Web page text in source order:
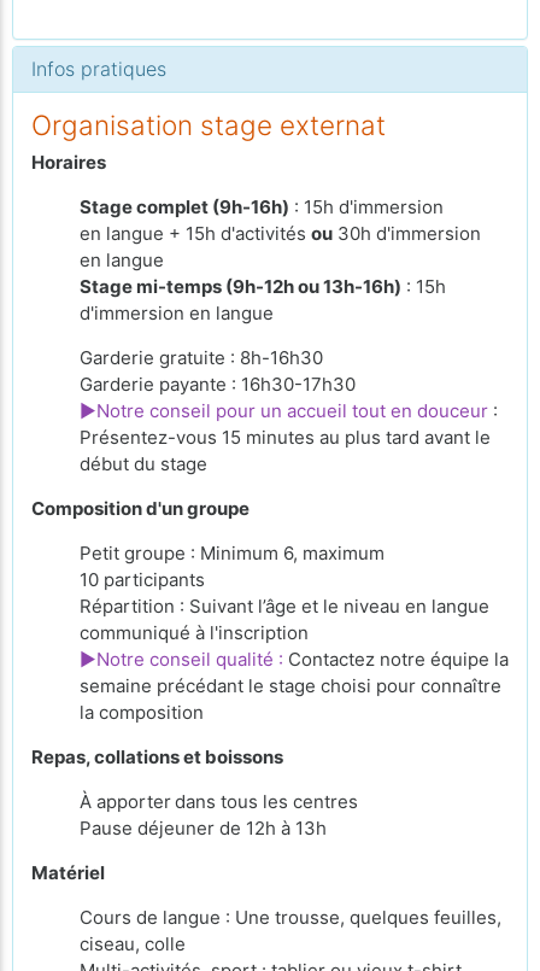
Infos pratiques
Organisation stage externat
Horaires
Stage complet (9h-16h) : 15h d'immersion
en langue + 15h d'activités ou 30h d'immersion
en langue
Stage mi-temps (9h-12h ou 13h-16h) : 15h
d'immersion en langue
Garderie gratuite : 8h-16h30
Garderie payante : 16h30-17h30
►Notre conseil pour un accueil tout en douceur :
Présentez-vous 15 minutes au plus tard avant le
début du stage
Composition d'un groupe
Petit groupe : Minimum 6, maximum
10 participants
Répartition : Suivant l’âge et le niveau en langue
communiqué à l'inscription
►Notre conseil qualité : Contactez notre équipe la
semaine précédant le stage choisi pour connaître
la composition
Repas, collations et boissons
À apporterdans tous les centres
Pause déjeuner de 12h à 13h
Matériel
Cours de langue : Une trousse, quelques feuilles,
ciseau, colle